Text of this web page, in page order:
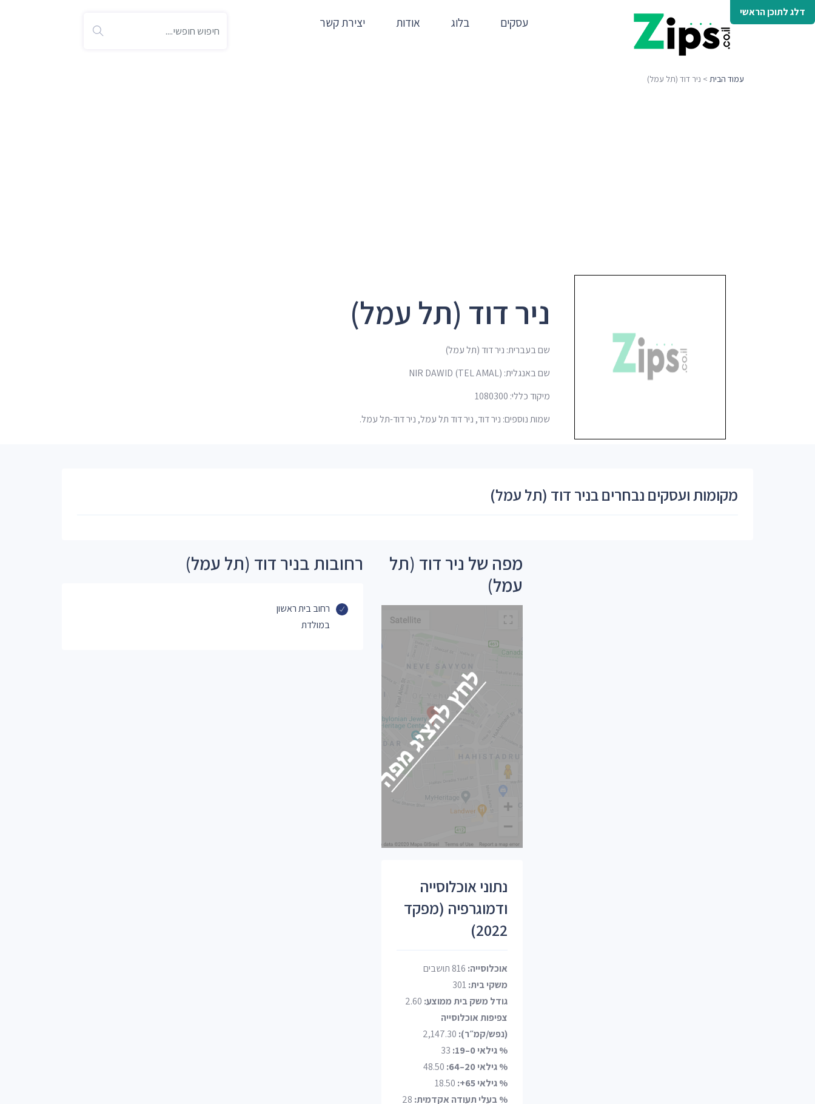
דלג לתוכן הראשי
עסקים בלוג אודות יצירת קשר
עמוד הבית > ניר דוד (תל עמל)
ניר דוד (תל עמל)
שם בעברית: ניר דוד (תל עמל)
שם באנגלית: NIR DAWID (TEL AMAL)
מיקוד כללי: 1080300
שמות נוספים: ניר דוד, ניר דוד תל עמל, ניר דוד-תל עמל.
מקומות ועסקים נבחרים בניר דוד (תל עמל)
רחובות בניר דוד (תל עמל)
רחוב בית ראשון
במולדת
מפה של ניר דוד (תל
עמל)
נתוני אוכלוסייה
ודמוגרפיה (מפקד
2022)
אוכלוסייה:
משקי בית:
גודל משק בית ממוצע:
צפיפות אוכלוסייה
(נפש/קמ״ר):
% גילאי 0–19:
% גילאי 20–64:
% גילאי 65+:
% בעלי תעודה אקדמית: